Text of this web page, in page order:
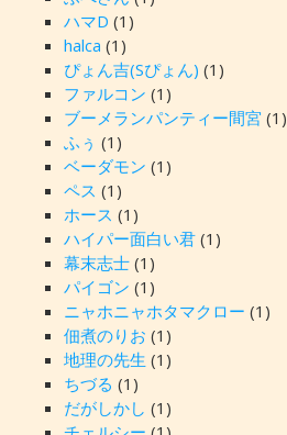
ハマD (1)
halca (1)
ぴょん吉(Sぴょん) (1)
ファルコン (1)
ブーメランパンティー間宮 (1)
ふぅ (1)
ベーダモン (1)
ペス (1)
ホース (1)
ハイパー面白い君(1)
幕末志士(1)
パイゴン (1)
ニャホニャホタマクロー (1)
佃煮のりお (1)
地理の先生 (1)
ちづる (1)
だがしかし (1)